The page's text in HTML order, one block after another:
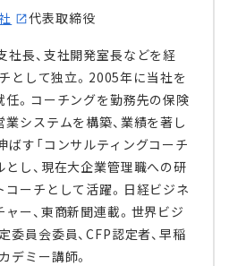
代表取締役
社長、支社開発室長などを経
として独立。2005年に当社を
任。コーチングを勤務先の保険
業システムを構築、業績を著し
ばす「コンサルティングコーチ
とし、現在大企業管理職への研
コーチとして活躍。日経ビジネ
ャー、東商新聞連載。世界ビジ
委員会委員、CFP認定者、早稲
デミー講師。